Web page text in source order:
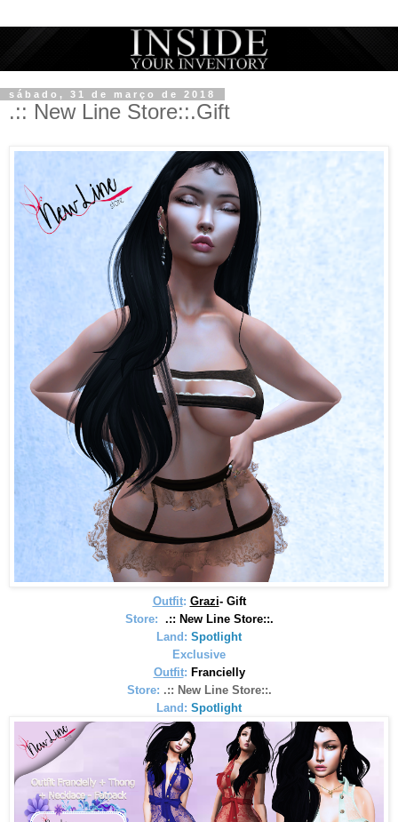
sábado, 31 de março de 2018
.:: New Line Store::.Gift
Outfit: Grazi- Gift
Store: .:: New Line Store::.
Land: Spotlight
Exclusive
Outfit: Francielly
Store: .:: New Line Store::.
Land: Spotlight